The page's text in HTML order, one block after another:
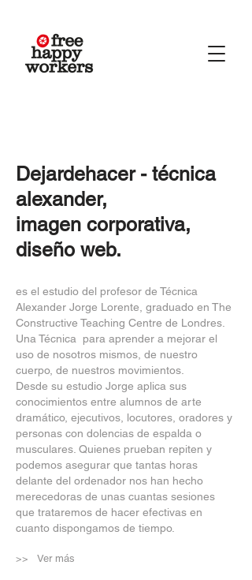
Dejardehacer - técnica
alexander,
​imagen corporativa,
diseño web.
es el estudio del profesor de Técnica
Alexander Jorge Lorente, graduado en The
Constructive Teaching Centre de Londres.
Una Técnica para aprender a mejorar el
uso de nosotros mismos, de nuestro
cuerpo, de nuestros movimientos.
Desde su estudio Jorge aplica sus
conocimientos entre alumnos de arte
dramático, ejecutivos, locutores, oradores y
personas con dolencias de espalda o
musculares. Quienes prueban repiten y
podemos asegurar que tantas horas
delante del ordenador nos han hecho
merecedoras de unas cuantas sesiones
que trataremos de hacer efectivas en
cuanto dispongamos de tiempo.
>> Ver más